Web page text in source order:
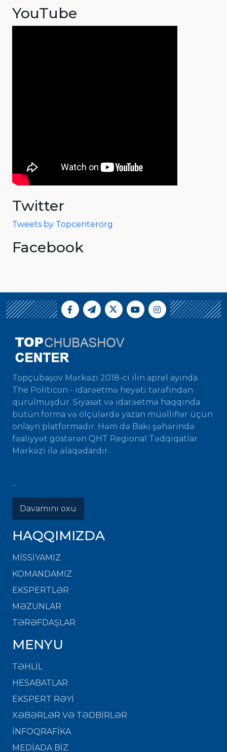
YouTube
Twitter
Tweets by Topcenterorg
Facebook
Topçubaşov Mərkəzi 2018-ci ilin aprel ayında
The Politicon - idarəetmə heyəti tərəfindən
qurulmuşdur. Siyasət və idarəetmə haqqında
bütün forma və ölçülərdə yazan müəlliflər üçün
onlayn platformadır. Həm də Bakı şəhərində
fəaliyyət göstərən QHT Regional Tədqiqatlar
Mərkəzi ilə əlaqədardır.
...
Davamını oxu
HAQQIMIZDA
MISSIYAMIZ
KOMANDAMIZ
EKSPERTLƏR
MƏZUNLAR
TƏRƏFDAŞLAR
MENYU
TƏHLİL
HESABATLAR
EKSPERT RƏYİ
XƏBƏRLƏR VƏ TƏDBİRLƏR
İNFOQRAFİKA
MEDİADA BİZ